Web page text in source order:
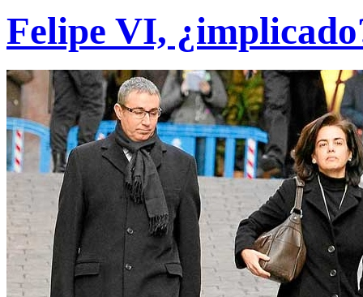
Felipe VI,